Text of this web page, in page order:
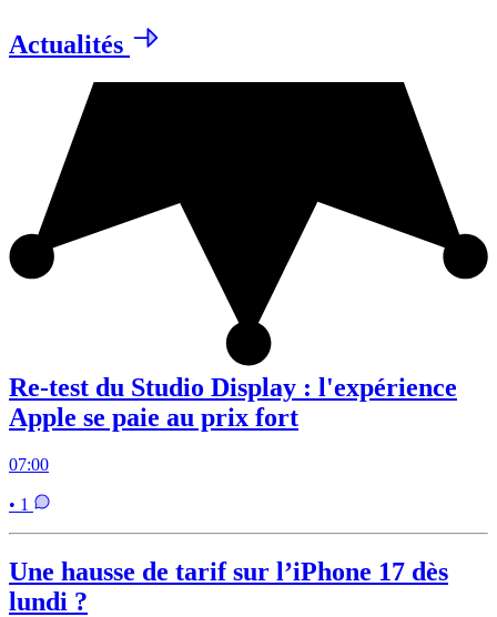
Actualités
Re-test du Studio Display : l'expérience
Apple se paie au prix fort
07:00
• 1
Une hausse de tarif sur l’iPhone 17 dès
lundi ?